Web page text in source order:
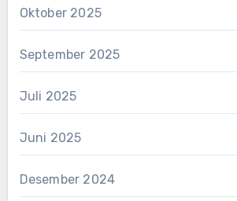
Oktober 2025
September 2025
Juli 2025
Juni 2025
Desember 2024